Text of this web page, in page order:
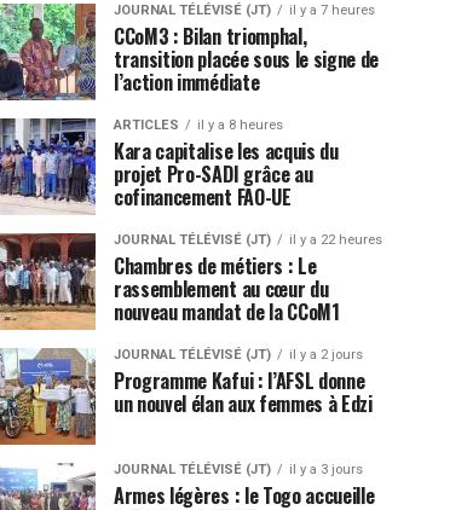
JOURNAL TÉLÉVISÉ (JT) il y a 7 heures
CCoM3 : Bilan triomphal,
transition placée sous le signe de
l’action immédiate
ARTICLES il y a 8 heures
Kara capitalise les acquis du
projet Pro-SADI grâce au
cofinancement FAO-UE
JOURNAL TÉLÉVISÉ (JT) il y a 22 heures
Chambres de métiers : Le
rassemblement au cœur du
nouveau mandat de la CCoM1
JOURNAL TÉLÉVISÉ (JT) il y a 2 jours
Programme Kafui : l’AFSL donne
un nouvel élan aux femmes à Edzi
JOURNAL TÉLÉVISÉ (JT) il y a 3 jours
Armes légères : le Togo accueille